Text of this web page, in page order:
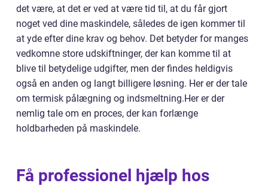
det være, at det er ved at være tid til, at du får gjort
noget ved dine maskindele, således de igen kommer til
at yde efter dine krav og behov. Det betyder for manges
vedkomne store udskiftninger, der kan komme til at
blive til betydelige udgifter, men der findes heldigvis
også en anden og langt billigere løsning. Her er der tale
om termisk pålægning og indsmeltning.Her er der
nemlig tale om en proces, der kan forlænge
holdbarheden på maskindele.
Få professionel hjælp hos